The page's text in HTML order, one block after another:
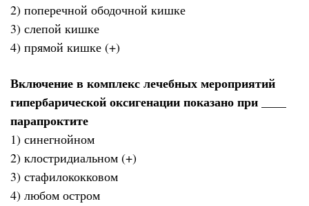
2) поперечной ободочной кишке
3) слепой кишке
4) прямой кишке (+)
Включение в комплекс лечебных мероприятий
гипербарической оксигенации показано при ____
парапроктите
1) синегнойном
2) клостридиальном (+)
3) стафилококковом
4) любом остром